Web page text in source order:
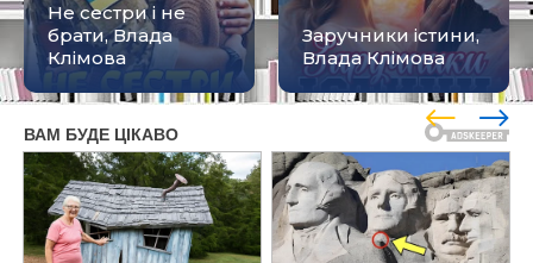
Не сестри і не
брати, Влада
Клімова
Заручники істини,
Влада Клімова